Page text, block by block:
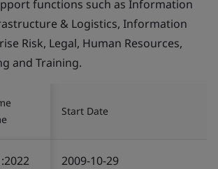
functions such as Information
& Logistics, Information
Risk, Legal, Human Resources,
and Training.
Start Date
2009-10-29